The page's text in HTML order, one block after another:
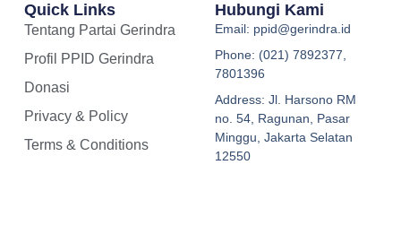
Quick Links
Tentang Partai Gerindra
Profil PPID Gerindra
Donasi
Privacy & Policy
Terms & Conditions
Hubungi Kami
Email: ppid@gerindra.id
Phone: (021) 7892377,
7801396
Address: Jl. Harsono RM
no. 54, Ragunan, Pasar
Minggu, Jakarta Selatan
12550